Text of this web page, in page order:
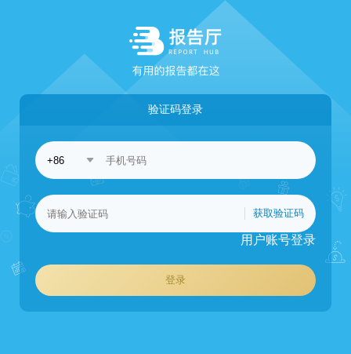
验证码登录
获取验证码
用户账号登录
登录